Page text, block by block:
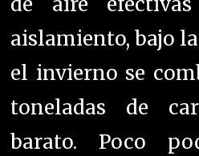
aislamiento, bajo
el invierno se
toneladas de
barato. Poco